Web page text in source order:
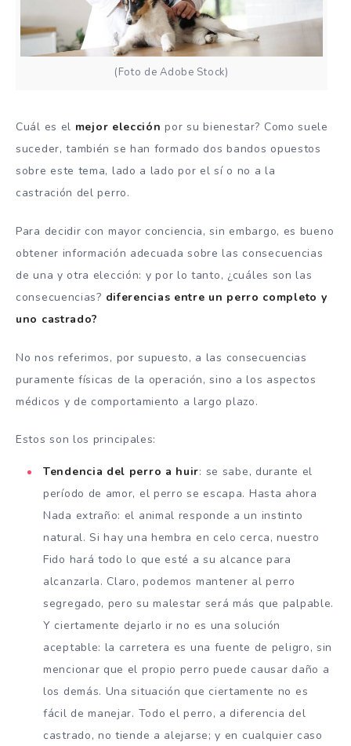
(Foto de Adobe Stock)
Cuál es el mejor elección por su bienestar? Como suele
suceder, también se han formado dos bandos opuestos
sobre este tema, lado a lado por el sí o no a la
castración del perro.
Para decidir con mayor conciencia, sin embargo, es bueno
obtener información adecuada sobre las consecuencias
de una y otra elección: y por lo tanto, ¿cuáles son las
consecuencias? diferencias entre un perro completo y
uno castrado?
No nos referimos, por supuesto, a las consecuencias
puramente físicas de la operación, sino a los aspectos
médicos y de comportamiento a largo plazo.
Estos son los principales:
Tendencia del perro a huir: se sabe, durante el
período de amor, el perro se escapa. Hasta ahora
Nada extraño: el animal responde a un instinto
natural. Si hay una hembra en celo cerca, nuestro
Fido hará todo lo que esté a su alcance para
alcanzarla. Claro, podemos mantener al perro
segregado, pero su malestar será más que palpable.
Y ciertamente dejarlo ir no es una solución
aceptable: la carretera es una fuente de peligro, sin
mencionar que el propio perro puede causar daño a
los demás. Una situación que ciertamente no es
fácil de manejar. Todo el perro, a diferencia del
castrado, no tiende a alejarse; y en cualquier caso